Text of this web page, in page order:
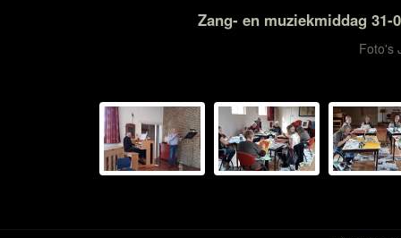
Zang- en muziekmiddag 31-
Foto's